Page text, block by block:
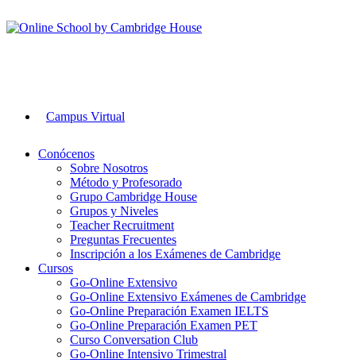
Campus Virtual
Conócenos
Sobre Nosotros
Método y Profesorado
Grupo Cambridge House
Grupos y Niveles
Teacher Recruitment
Preguntas Frecuentes
Inscripción a los Exámenes de Cambridge
Cursos
Go-Online Extensivo
Go-Online Extensivo Exámenes de Cambridge
Go-Online Preparación Examen IELTS
Go-Online Preparación Examen PET
Curso Conversation Club
Go-Online Intensivo Trimestral